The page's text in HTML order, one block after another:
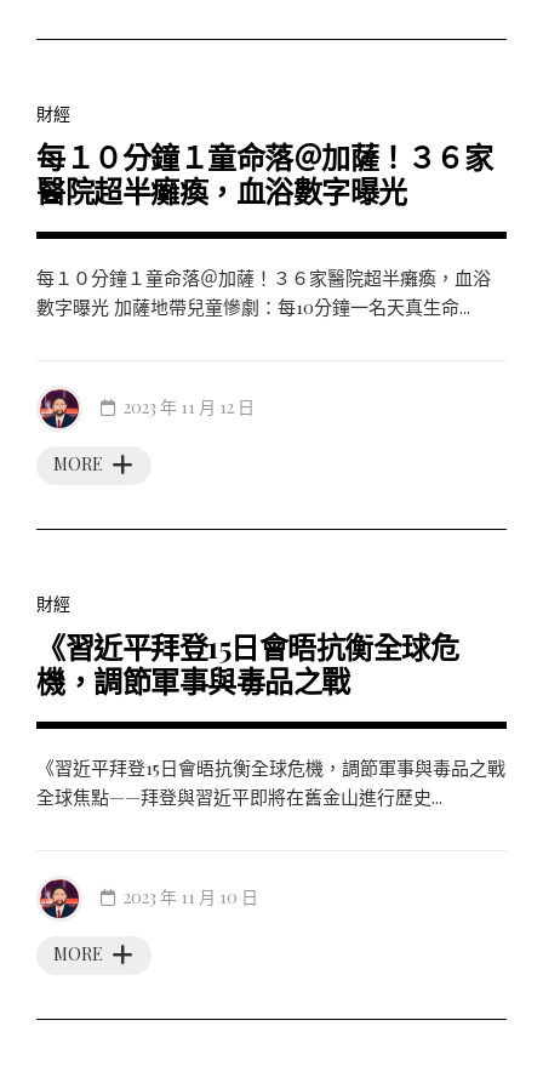
財經
每１０分鐘１童命落＠加薩！３６家
醫院超半癱瘓，血浴數字曝光
每１０分鐘１童命落＠加薩！３６家醫院超半癱瘓，血浴
數字曝光 加薩地帶兒童慘劇：每10分鐘一名天真生命...
MORE
2023 年 11 月 12 日
財經
《習近平拜登15日會晤抗衡全球危
機，調節軍事與毒品之戰
《習近平拜登15日會晤抗衡全球危機，調節軍事與毒品之戰
全球焦點——拜登與習近平即將在舊金山進行歷史...
MORE
2023 年 11 月 10 日